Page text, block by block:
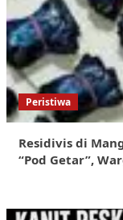
Peristiwa
Residivis di
“Pod Getar”,